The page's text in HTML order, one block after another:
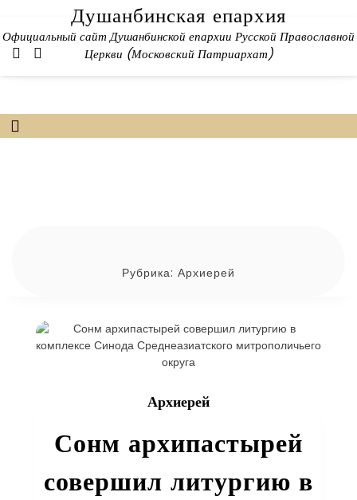
content
Душанбинская епархия
Официальный сайт Душанбинской епархии Русской Православной
Церкви (Московский Патриархат)
Рубрика: Архиерей
Архиерей
Сонм архипастырей
совершил литургию в